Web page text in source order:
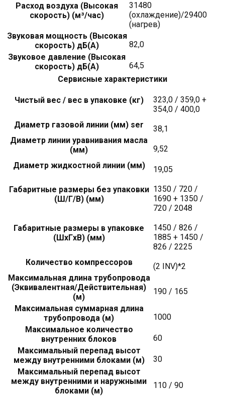
Расход воздуха (Высокая
скорость) (м³/час)
31480
(охлаждение)/29400
(нагрев)
Звуковая мощность (Высокая
скорость) дБ(А)
82,0
Звуковое давление (Высокая
скорость) дБ(А)
64,5
Сервисные характеристики
Чистый вес / вес в упаковке (кг)
323,0 / 359,0 +
354,0 / 400,0
Диаметр газовой линии (мм) ser
38,1
Диаметр линии уравнивания масла
(мм)
9,52
Диаметр жидкостной линии (мм)
19,05
Габаритные размеры без упаковки
(Ш/Г/В) (мм)
1350 / 720 /
1690 + 1350 /
720 / 2048
Габаритные размеры в упаковке
(ШxГxВ) (мм)
1450 / 826 /
1885 + 1450 /
826 / 2225
Количество компрессоров
(2 INV)*2
Максимальная длина трубопровода
(Эквивалентная/Действительная)
(м)
190 / 165
Максимальная суммарная длина
трубопровода (м)
1000
Максимальное количество
внутренних блоков
60
Максимальный перепад высот
между внутренними блоками (м)
30
Максимальный перепад высот
между внутренними и наружными
блоками (м)
110 / 90